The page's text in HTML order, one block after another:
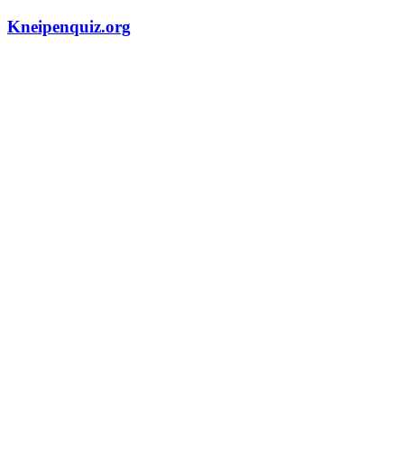
Zum
Kneipenquiz.org